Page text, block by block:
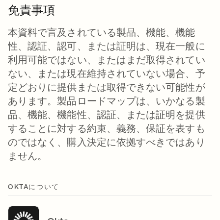
免責事項
本資料で言及されている製品、機能、機能
性、認証、認可、または証明は、現在一般に
利用可能ではない、またはまだ取得されてい
ない、または現在維持されていない場合、予
定どおりに提供または取得できない可能性が
あります。製品ロードマップは、いかなる製
品、機能、機能性、認証、または証明を提供
することに対する約束、義務、保証を表すも
のではなく、購入決定に依拠すべきではあり
ません。
OKTAについて